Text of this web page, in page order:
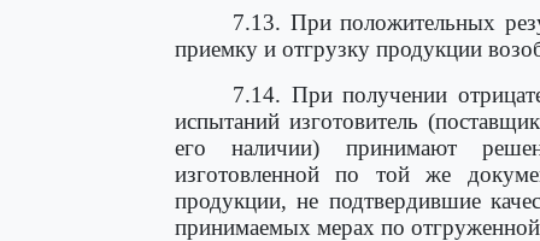
7.13. При положительных
приемку и отгрузку продукции
7.14. При получении
испытаний изготовитель
его наличии) принимают
изготовленной по той же
продукции, не подтвердившие
принимаемых мерах по